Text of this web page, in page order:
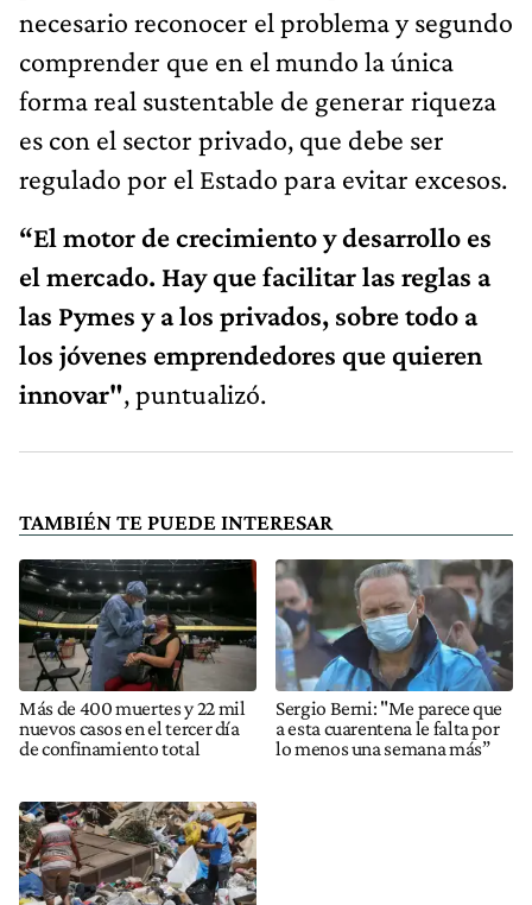
necesario reconocer el problema y segundo
comprender que en el mundo la única
forma real sustentable de generar riqueza
es con el sector privado, que debe ser
regulado por el Estado para evitar excesos.
“El motor de crecimiento y desarrollo es
el mercado. Hay que facilitar las reglas a
las Pymes y a los privados, sobre todo a
los jóvenes emprendedores que quieren
innovar", puntualizó.
TAMBIÉN TE PUEDE INTERESAR
Más de 400 muertes y 22 mil
nuevos casos en el tercer día
de confinamiento total
Sergio Berni: "Me parece que
a esta cuarentena le falta por
lo menos una semana más”